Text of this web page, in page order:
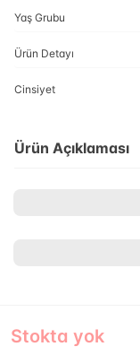
Stokta yok
Yaş Grubu
Ürün Detayı
Cinsiyet
Ürün Açıklaması